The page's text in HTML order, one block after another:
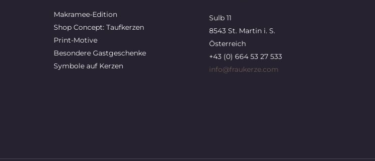
Makramee-Edition
Shop Concept: Taufkerzen
Print-Motive
Besondere Gastgeschenke
Symbole auf Kerzen
Sulb 11
8543 St. Martin i. S.
Österreich
+43 (0) 664 53 27 533
info@fraukerze.com